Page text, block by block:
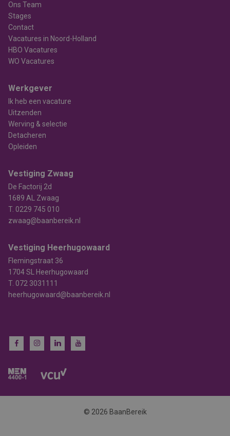
Ons Team
Stages
Contact
Vacatures in Noord-Holland
HBO Vacatures
WO Vacatures
Werkgever
Ik heb een vacature
Uitzenden
Werving & selectie
Detacheren
Opleiden
Vestiging Zwaag
De Factorij 2d
1689 AL Zwaag
T. 0229 745 010
zwaag@baanbereik.nl
Vestiging Heerhugowaard
Flemingstraat 36
1704 SL Heerhugowaard
T. 072 3031111
heerhugowaard@baanbereik.nl
© 2026 BaanBereik